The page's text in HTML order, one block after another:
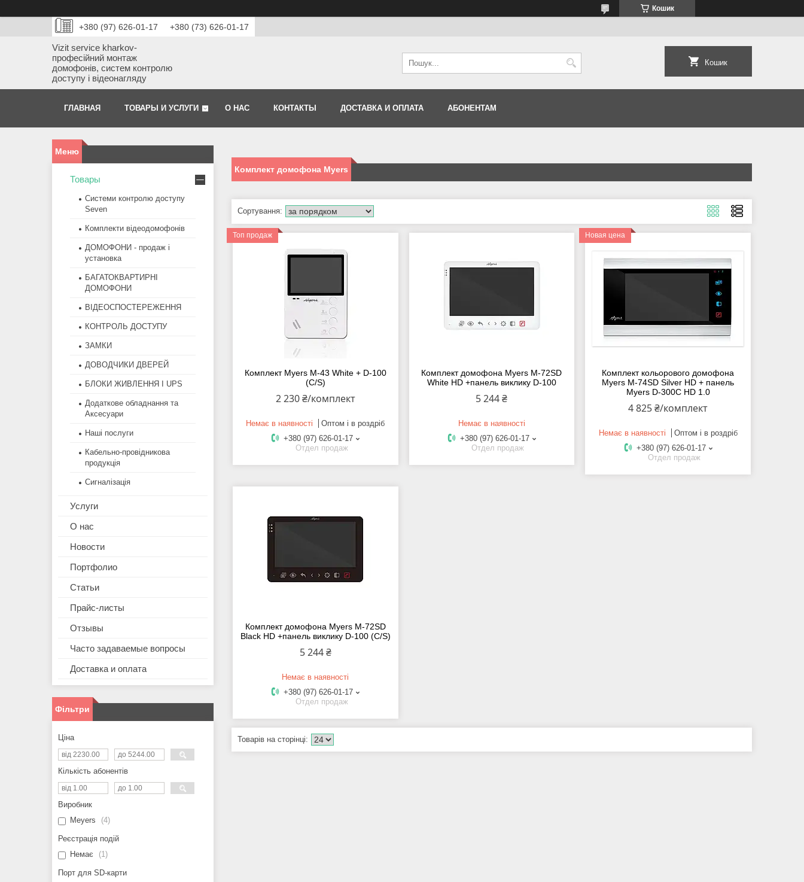
Кошик
+380 (97) 626-01-17 +380 (73) 626-01-17
Vizit service kharkov-
професійний монтаж
домофонів, систем контролю
доступу і відеонагляду
Кошик
ГЛАВНАЯ ТОВАРЫ И УСЛУГИ О НАС КОНТАКТЫ ДОСТАВКА И ОПЛАТА АБОНЕНТАМ
Комплект домофона Myers
Топ продаж
Комплект Myers M-43 White + D-100
(С/S)
2 230 ₴/комплект
Немає в наявності
Оптом і в роздріб
+380 (97) 626-01-17
Отдел продаж
Комплект домофона Myers M-72SD
White HD +панель виклику D-100
5 244 ₴
Немає в наявності
+380 (97) 626-01-17
Отдел продаж
Новая цена
Комплект кольорового домофона
Myers M-74SD Silver HD + панель
Myers D-300C HD 1.0
4 825 ₴/комплект
Немає в наявності
Оптом і в роздріб
+380 (97) 626-01-17
Отдел продаж
Комплект домофона Myers M-72SD
Black HD +панель виклику D-100 (C/S)
5 244 ₴
Немає в наявності
+380 (97) 626-01-17
Отдел продаж
Товары
Системи контролю доступу
Seven
Комплекти відеодомофонів
ДОМОФОНИ - продаж і
установка
БАГАТОКВАРТИРНІ
ДОМОФОНИ
ВІДЕОСПОСТЕРЕЖЕННЯ
КОНТРОЛЬ ДОСТУПУ
ЗАМКИ
ДОВОДЧИКИ ДВЕРЕЙ
БЛОКИ ЖИВЛЕННЯ І UPS
Додаткове обладнання та
Аксесуари
Наші послуги
Кабельно-провідникова
продукція
Сигналізація
Услуги
О нас
Новости
Портфолио
Статьи
Прайс-листы
Отзывы
Часто задаваемые вопросы
Доставка и оплата
Фільтри
Ціна
Кількість абонентів
Виробник
Meyers
4
Реєстрація подій
Немає
1
Порт для SD-карти